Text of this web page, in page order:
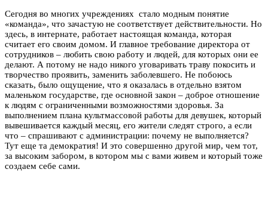
Сегодня во многих учреждениях стало модным понятие
«команда», что зачастую не соответствует действительности. Но
здесь, в интернате, работает настоящая команда, которая
считает его своим домом. И главное требование директора от
сотрудников – любить свою работу и людей, для которых они ее
делают. А потому не надо никого уговаривать траву покосить и
творчество проявить, заменить заболевшего. Не побоюсь
сказать, было ощущение, что я оказалась в отдельно взятом
маленьком государстве, где основной закон – доброе отношение
к людям с ограниченными возможностями здоровья. За
выполнением плана культмассовой работы для девушек, который
вывешивается каждый месяц, его жители следят строго, а если
что – спрашивают с администрации: почему не выполняется?
Тут еще та демократия! И это совершенно другой мир, чем тот,
за высоким забором, в котором мы с вами живем и который тоже
создаем себе сами.